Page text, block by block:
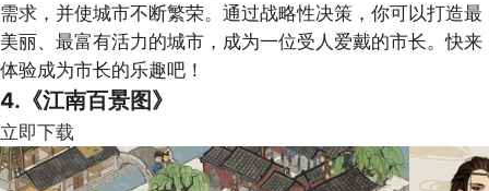
需求，并使城市不断繁荣。通过战略性决策，你可以打造最
美丽、最富有活力的城市，成为一位受人爱戴的市长。快来
体验成为市长的乐趣吧！
4.《江南百景图》
立即下载